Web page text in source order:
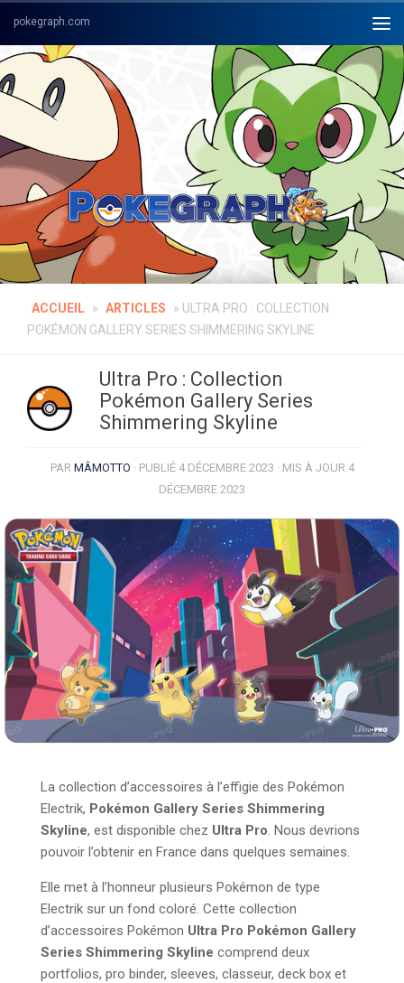
Skip to content
ACCUEIL » ARTICLES » ULTRA PRO : COLLECTION
POKÉMON GALLERY SERIES SHIMMERING SKYLINE
Ultra Pro : Collection
Pokémon Gallery Series
Shimmering Skyline
PAR MÂMOTTO · PUBLIÉ 4 DÉCEMBRE 2023 · MIS À JOUR 4
DÉCEMBRE 2023
La collection d’accessoires à l’effigie des Pokémon
Electrik, Pokémon Gallery Series Shimmering
Skyline, est disponible chez Ultra Pro. Nous devrions
pouvoir l’obtenir en France dans quelques semaines.
Elle met à l’honneur plusieurs Pokémon de type
Electrik sur un fond coloré. Cette collection
d’accessoires Pokémon Ultra Pro Pokémon Gallery
Series Shimmering Skyline comprend deux
portfolios, pro binder, sleeves, classeur, deck box et